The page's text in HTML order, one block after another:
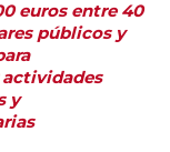
euros entre 40
públicos y
y